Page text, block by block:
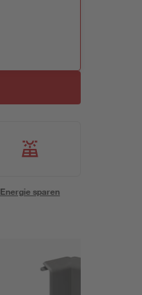
Energie sparen